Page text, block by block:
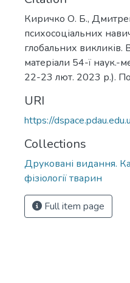
Киричко О. Б.,
психосоціальних
глобальних викликів.
матеріали 54-ї наук.-
22-23 лют. 2023 р.).
URI
https://
Collections
Друковані видання.
фізіології тварин
Full item page